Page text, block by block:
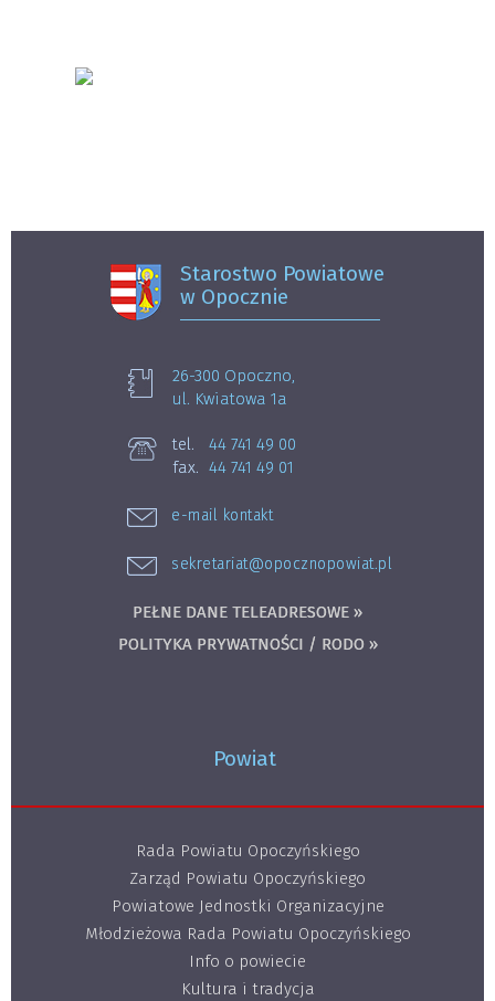
Starostwo Powiatowe
w Opocznie
26-300 Opoczno,
ul. Kwiatowa 1a
tel.
44 741 49 00
fax. 44 741 49 01
e-mail kontakt
sekretariat@opocznopowiat.pl
PEŁNE DANE TELEADRESOWE »
POLITYKA PRYWATNOŚCI / RODO »
Powiat
Rada Powiatu Opoczyńskiego
Zarząd Powiatu Opoczyńskiego
Powiatowe Jednostki Organizacyjne
Młodzieżowa Rada Powiatu Opoczyńskiego
Info o powiecie
Kultura i tradycja